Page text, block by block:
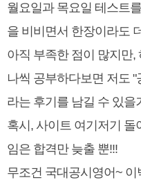
월요일과 목요일 테스트
을 비비면서 한장이라도
아직 부족한 점이 많지만
나씩 공부하다보면 저도 "
라는 후기를 남길 수 있을
혹시, 사이트 여기저기
임은 합격만 늦출 뿐!!!
무조건 국대공시영어~